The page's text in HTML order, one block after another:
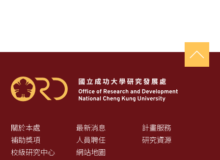
關於本處 最新消息
計畫服務
補助獎項
人員聘任
研究資源
校級研究中心
網站地圖